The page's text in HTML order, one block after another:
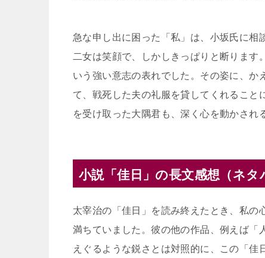
急な申し出に困った「私」は、小坂氏に相
二女は笑顔で、しかしきっぱりと断ります
いう強い意志の表れでした。その姿に、か
て、戦死した夫の礼服を貸してくれること
を受け取った大隅君も、深く心を動かされ
小説「佳日」の長文感想（ネタ
太宰治の「佳日」を読み終えたとき、私
満ちていました。彼の他の作品、例えば「
えぐるような鋭さとは対照的に、この「